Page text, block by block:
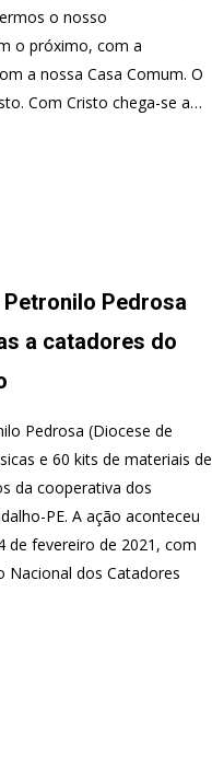
o nosso
o próximo, com a
a nossa Casa Comum. O
Com Cristo chega-se a…
Pedrosa
a catadores do
Pedrosa (Diocese de
e 60 kits de materiais de
da cooperativa dos
PE. A ação aconteceu
de fevereiro de 2021, com
Nacional dos Catadores